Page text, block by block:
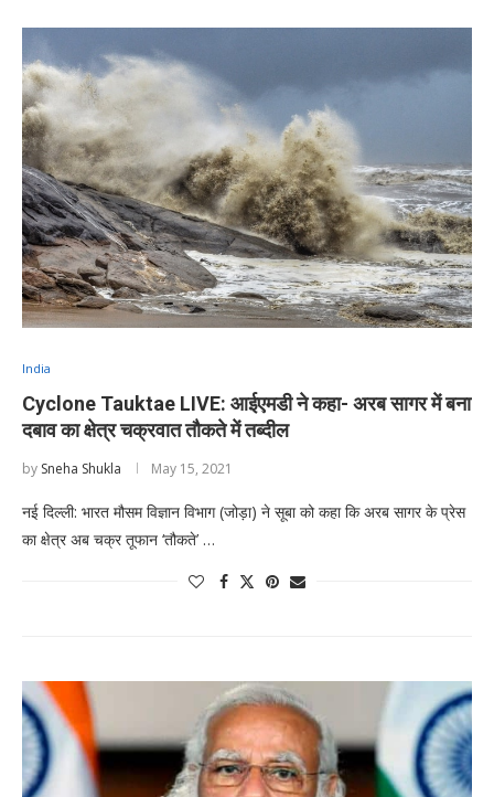
India
Cyclone Tauktae LIVE: आईएमडी ने कहा- अरब सागर में बना
दबाव का क्षेत्र चक्रवात तौकते में तब्दील
by Sneha Shukla May 15, 2021
नई दिल्ली: भारत मौसम विज्ञान विभाग (जोड़ा) ने सूबा को कहा कि अरब सागर के प्रेस
का क्षेत्र अब चक्र तूफान ‘तौकते’ …